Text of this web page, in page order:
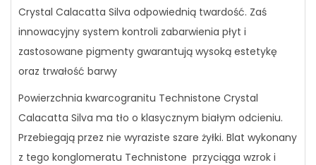
Crystal Calacatta Silva odpowiednią twardość. Zaś
innowacyjny system kontroli zabarwienia płyt i
zastosowane pigmenty gwarantują wysoką estetykę
oraz trwałość barwy
Powierzchnia kwarcogranitu Technistone Crystal
Calacatta Silva ma tło o klasycznym białym odcieniu.
Przebiegają przez nie wyraziste szare żyłki. Blat wykonany
z tego konglomeratu Technistone przyciąga wzrok i